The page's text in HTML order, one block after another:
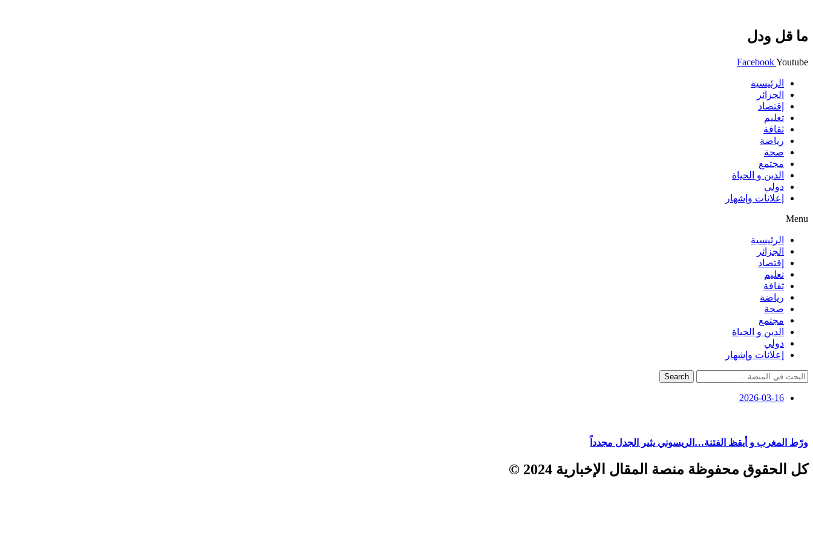
ما قل ودل
FacebookYoutube
الرئيسية
الجزائر
إقتصاد
تعليم
ثقافة
رياضة
صحة
مجتمع
الدين و الحياة
دولي
إعلانات وإشهار
Menu
الرئيسية
الجزائر
إقتصاد
تعليم
ثقافة
رياضة
صحة
مجتمع
الدين و الحياة
دولي
إعلانات وإشهار
Search
2026-03-16
ورّط المغرب و أيقظ الفتنة…الريسوني يثير الجدل مجدداً
كل الحقوق محفوظة منصة المقال الإخبارية 2024 ©